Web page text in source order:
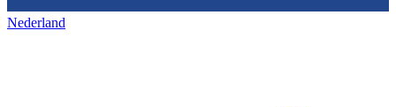
Nederland